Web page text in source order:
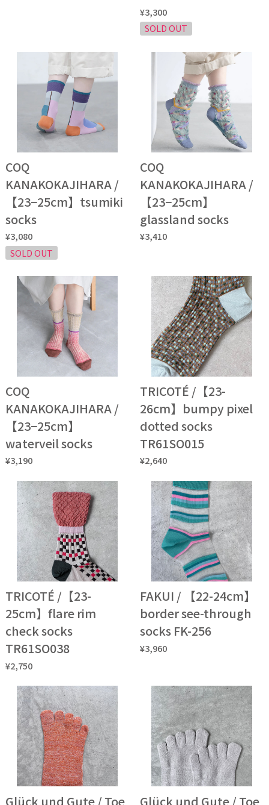
¥3,300
SOLD OUT
COQ
KANAKOKAJIHARA /
【23−25cm】tsumiki
socks
¥3,080
SOLD OUT
COQ
KANAKOKAJIHARA /
【23−25cm】
glassland socks
¥3,410
COQ
KANAKOKAJIHARA /
【23−25cm】
waterveil socks
¥3,190
TRICOTÉ /【23-
26cm】bumpy pixel
dotted socks
TR61SO015
¥2,640
TRICOTÉ /【23-
25cm】flare rim
check socks
TR61SO038
¥2,750
FAKUI / 【22-24cm】
border see-through
socks FK-256
¥3,960
Glück und Gute / Toe
Glück und Gute / Toe